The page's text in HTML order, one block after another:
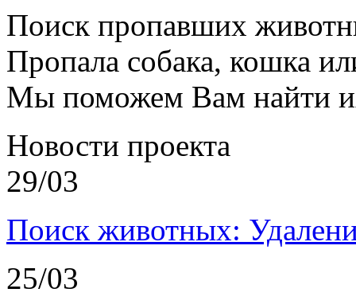
Поиск пропавших
Пропала собака, кошка
Мы поможем Вам найти
Новости проекта
29/03
Поиск животных:
25/03